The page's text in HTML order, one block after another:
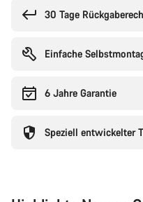
30 Tage
Einfache
6 Jahre Garantie
Speziell entwickelter